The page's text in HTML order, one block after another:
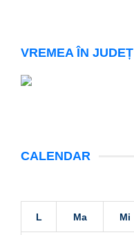
VREMEA ÎN JUDEȚ
CALENDAR
L Ma Mi